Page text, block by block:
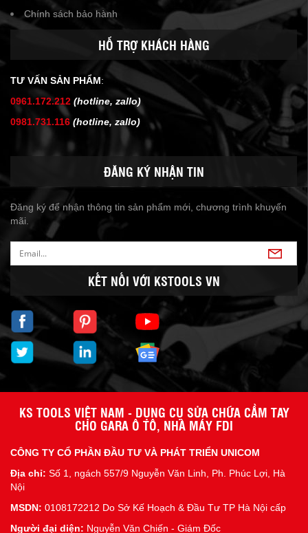
Chính sách bảo hành
HỖ TRỢ KHÁCH HÀNG
TƯ VẤN SẢN PHẨM:
0961.172.212 (hotline, zallo)
0981.731.116 (hotline, zallo)
ĐĂNG KÝ NHẬN TIN
Đăng ký để nhận thông tin sản phẩm mới, chương trình khuyến
mãi.
KẾT NỐI VỚI KSTOOLS VN
KS TOOLS VIỆT NAM - DỤNG CỤ SỬA CHỮA CẦM TAY
CHO GARA Ô TÔ, NHÀ MÁY FDI
CÔNG TY CỔ PHẦN ĐẦU TƯ VÀ PHÁT TRIỂN UNICOM
Địa chỉ: Số 1, ngách 557/9 Nguyễn Văn Linh, Ph. Phúc Lợi, Hà
Nội
MSDN: 0108172212 Do Sở Kế Hoạch & Đầu Tư TP Hà Nội cấp
Người đại diện: Nguyễn Văn Chiến - Giám Đốc